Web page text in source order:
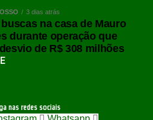
3 dias atrás
buscas na casa de Mauro
durante operação que
de R$ 308 milhões
nas redes sociais